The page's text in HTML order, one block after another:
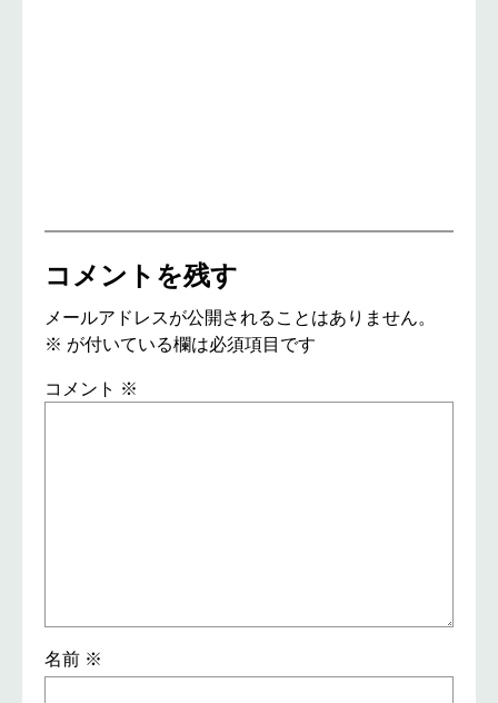
コメントを残す
メールアドレスが公開されることはありません。
※ が付いている欄は必須項目です
コメント ※
名前 ※